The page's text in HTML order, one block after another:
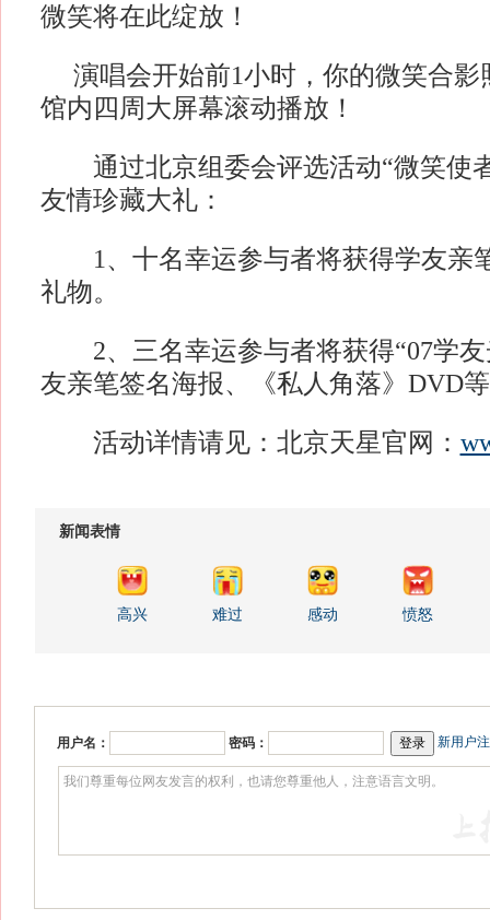
微笑将在此绽放！
演唱会开始前1小时，你的微笑合影
馆内四周大屏幕滚动播放！
通过北京组委会评选活动“微笑使
友情珍藏大礼：
1、十名幸运参与者将获得学友亲
礼物。
2、三名幸运参与者将获得“07学友
友亲笔签名海报、《私人角落》DVD
活动详情请见：北京天星官网：
新闻表情
高兴 难过 感动 愤怒
用户名： 密码： 新用户